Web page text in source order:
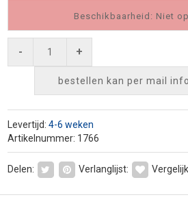
Beschikbaarheid: Niet
- +
bestellen kan per mail
Levertijd: 4-6 weken
Artikelnummer: 1766
Delen: Verlanglijst: